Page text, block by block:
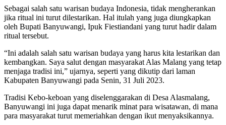
Sebagai salah satu warisan budaya Indonesia, tidak mengherankan
jika ritual ini turut dilestarikan. Hal itulah yang juga diungkapkan
oleh Bupati Banyuwangi, Ipuk Fiestiandani yang turut hadir dalam
ritual tersebut.
“Ini adalah salah satu warisan budaya yang harus kita lestarikan dan
kembangkan. Saya salut dengan masyarakat Alas Malang yang tetap
menjaga tradisi ini,” ujarnya, seperti yang dikutip dari laman
Kabupaten Banyuwangi pada Senin, 31 Juli 2023.
Tradisi Kebo-keboan yang diselenggarakan di Desa Alasmalang,
Banyuwangi ini juga dapat menarik minat para wisatawan, di mana
para masyarakat turut memeriahkan dengan ikut menyaksikannya.